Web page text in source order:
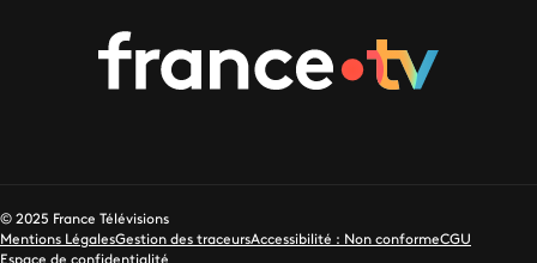
© 2025 France Télévisions
Mentions LégalesGestion des traceursAccessibilité : Non conformeCGU
Espace de confidentialité